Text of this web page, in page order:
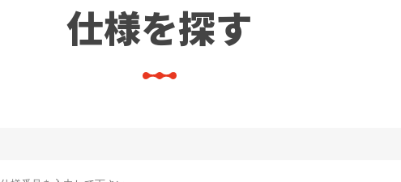
仕様を探す